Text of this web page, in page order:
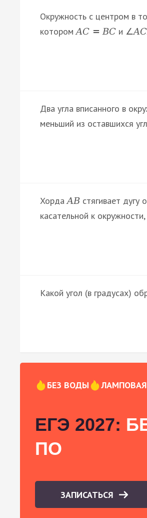
Окружность с центром в
которомAC = BC и ∠AC
Два угла вписанного в
меньший из оставшихся
ХордаAB стягивает дугу
касательной к
Какой угол (в градусах)
БЕЗ ВОДЫ
ЕГЭ 2027:
ПО
ЗАПИСАТЬСЯ